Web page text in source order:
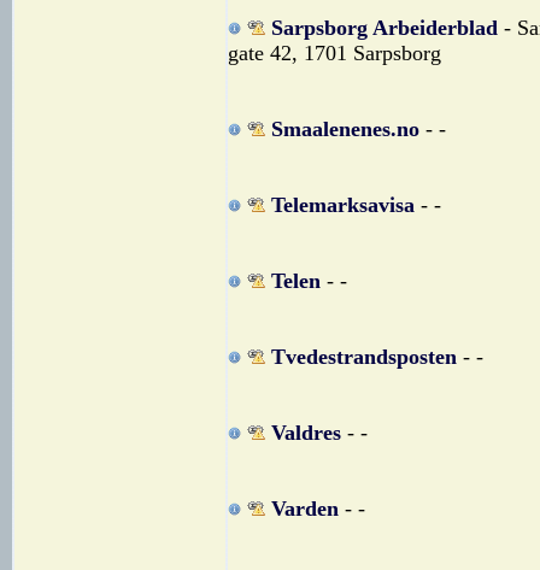
Sarpsborg Arbeiderblad -
gate 42, 1701 Sarpsborg
Smaalenenes.no - -
Telemarksavisa - -
Telen - -
Tvedestrandsposten - -
Valdres - -
Varden - -